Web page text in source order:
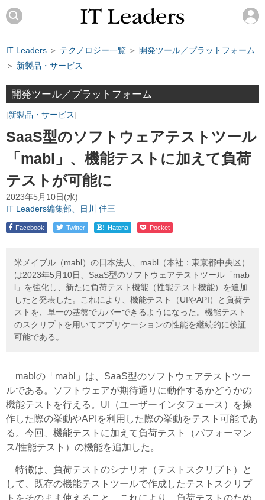
IT Leaders ＞ テクノロジー一覧 ＞ 開発ツール／プラットフォーム
＞ 新製品・サービス
開発ツール／プラットフォーム
新製品・サービス
SaaS型のソフトウェアテストツール
「mabl」、機能テストに加えて負荷
テストが可能に
2023年5月10日(水)
IT Leaders編集部、日川 佳三
Facebook Twitter ! Hatena Pocket
米メイブル（mabl）の日本法人、mabl（本社：東京都中央区）
は2023年5月10日、SaaS型のソフトウェアテストツール「mab
l」を強化し、新たに負荷テスト機能（性能テスト機能）を追加
したと発表した。これにより、機能テスト（UIやAPI）と負荷テ
ストを、単一の基盤でカバーできるようになった。機能テスト
のスクリプトを用いてアプリケーションの性能を継続的に検証
可能である。
mablの「mabl」は、SaaS型のソフトウェアテストツー
ルである。ソフトウェアが期待通りに動作するかどうかの
機能テストを行える。UI（ユーザーインタフェース）を操
作した際の挙動やAPIを利用した際の挙動をテスト可能であ
る。今回、機能テストに加えて負荷テスト（パフォーマン
ス/性能テスト）の機能を追加した。
特徴は、負荷テストのシナリオ（テストスクリプト）と
して、既存の機能テストツールで作成したテストスクリプ